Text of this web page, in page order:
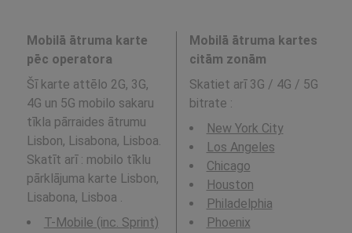
Mobilā ātruma karte
pēc operatora
Šī karte attēlo 2G, 3G,
4G un 5G mobilo sakaru
tīkla pārraides ātrumu
Lisbon, Lisabona, Lisboa.
Skatīt arī : mobilo tīklu
pārklājuma karte Lisbon,
Lisabona, Lisboa .
T-Mobile (inc. Sprint)
Mobilā ātruma kartes
citām zonām
Skatiet arī 3G / 4G / 5G
bitrate :
New York City
Los Angeles
Chicago
Houston
Philadelphia
Phoenix